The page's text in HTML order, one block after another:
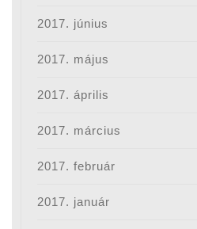
2017. június
2017. május
2017. április
2017. március
2017. február
2017. január